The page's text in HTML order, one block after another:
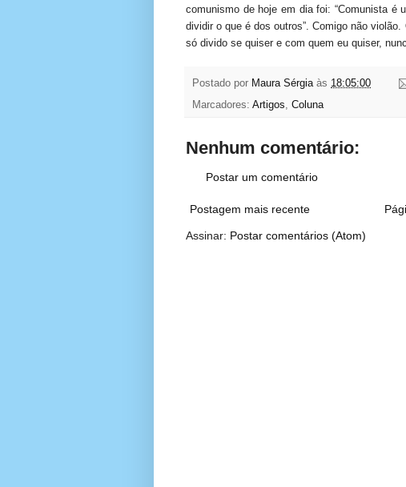
comunismo de hoje em dia foi: “Comunista é
dividir o que é dos outros”. Comigo não
só divido se quiser e com quem eu quiser,
Postado por Maura Sérgia às 18:05:00
Marcadores: Artigos Coluna
Nenhum comentário:
Postar um comentário
Postagem mais recente
Assinar: Postar comentários (Atom)